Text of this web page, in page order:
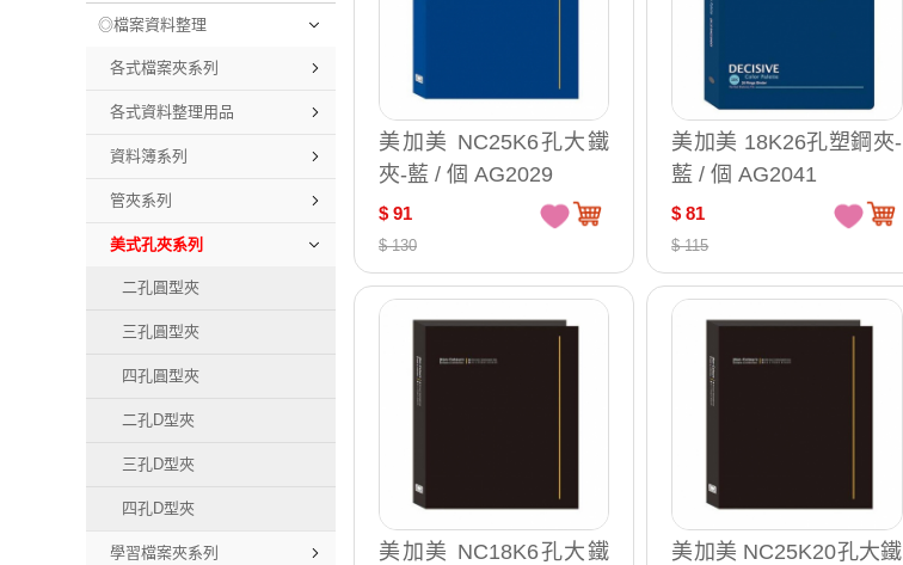
◎檔案資料整理
各式檔案夾系列
各式資料整理用品
資料簿系列
管夾系列
美式孔夾系列
二孔圓型夾
三孔圓型夾
四孔圓型夾
二孔D型夾
三孔D型夾
四孔D型夾
學習檔案夾系列
美加美 NC25K6孔大鐵
夾-藍 / 個 AG2029
$ 91
$ 130
美加美 18K26孔塑鋼夾-
藍 / 個 AG2041
$ 81
$ 115
美加美 NC18K6孔大鐵
美加美 NC25K20孔大鐵